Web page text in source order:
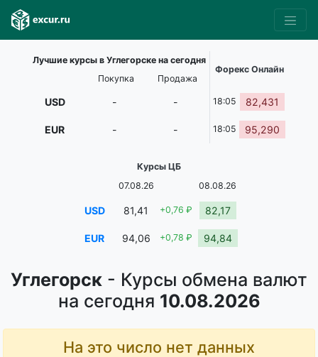
Углегорск - Курсы обмена валют
на сегодня 10.08.2026
На это число нет данных
Лучшие курсы в Углегорске на сегодня
Форекс Онлайн
Покупка
Продажа
USD - - 18:05 82,431
EUR - - 18:05 95,290
Курсы ЦБ
07.08.26
08.08.26
USD 81,41 +0,76 ₽ 82,17
EUR 94,06 +0,78 ₽ 94,84